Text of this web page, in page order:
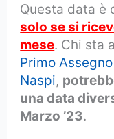
Questa data è
solo se si
mese. Chi sta
Primo
Naspi,
una data
Marzo ’23.